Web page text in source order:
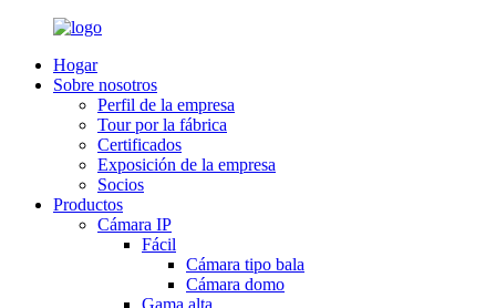
Hogar
Sobre nosotros
Perfil de la empresa
Tour por la fábrica
Certificados
Exposición de la empresa
Socios
Productos
Cámara IP
Fácil
Cámara tipo bala
Cámara domo
Gama alta